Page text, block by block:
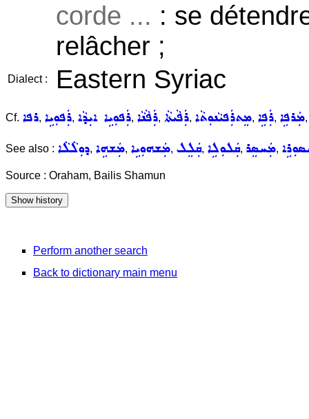
corde ... : se
relâcher ;
Dialect : Eastern Syriac
Cf. ܪܦܐ, ܪܲܦܘܼܝܹܐ, ܪܲܦܘܼܝܹܐ ܐܝܼܕܵܐ, ܪܲܦܵܢܵܐ, ܪܲܦܵܝܬܵܐ, ܡܸܬܪܲܦܝܵܢܘܼܬܵܐ, ܪܲܦܹܐ, ܡܲܪܦܹܐ
See also : ܕܘܼܠܵܠܵܐ, ܡܲܫܗܹܐ, ܡܲܫܗܘܼܝܹܐ, ܩܲܠܸܠ, ܩܲܠܘܼܠܹܐ, ܡܲܚܣܸܪ,
Source : Oraham, Bailis Shamun
Perform another search
Back to dictionary main menu